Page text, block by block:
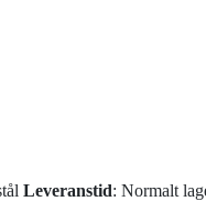
Leveranstid: Normalt